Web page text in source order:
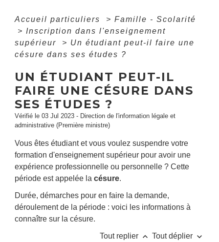
Accueil particuliers > Famille - Scolarité
> Inscription dans l'enseignement
supérieur
> Un étudiant peut-il faire une
césure dans ses études ?
UN ÉTUDIANT PEUT-IL
FAIRE UNE CÉSURE DANS
SES ÉTUDES ?
Vérifié le 03 Jul 2023 - Direction de l'information légale et
administrative (Première ministre)
Vous êtes étudiant et vous voulez suspendre votre
formation d'enseignement supérieur pour avoir une
expérience professionnelle ou personnelle ? Cette
période est appelée la césure.
Durée, démarches pour en faire la demande,
déroulement de la période : voici les informations à
connaître sur la césure.
Tout replier keyboard_arrow_up Tout déplier keyboard_arrow_down